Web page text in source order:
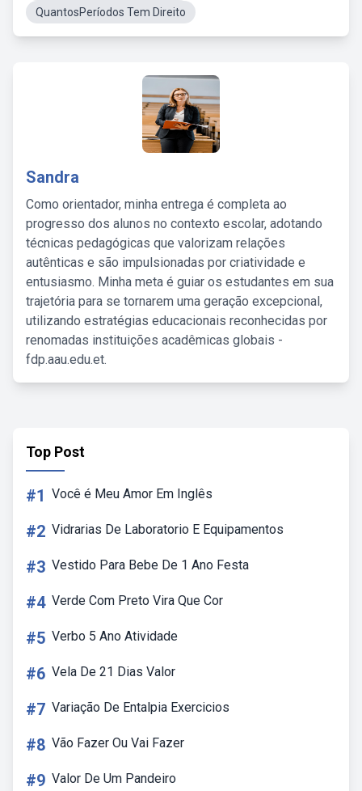
QuantosPeríodos Tem Direito
Sandra
Como orientador, minha entrega é completa ao
progresso dos alunos no contexto escolar, adotando
técnicas pedagógicas que valorizam relações
autênticas e são impulsionadas por criatividade e
entusiasmo. Minha meta é guiar os estudantes em sua
trajetória para se tornarem uma geração excepcional,
utilizando estratégias educacionais reconhecidas por
renomadas instituições acadêmicas globais -
fdp.aau.edu.et.
Top Post
#1 Você é Meu Amor Em Inglês
#2 Vidrarias De Laboratorio E Equipamentos
#3 Vestido Para Bebe De 1 Ano Festa
#4 Verde Com Preto Vira Que Cor
#5 Verbo 5 Ano Atividade
#6 Vela De 21 Dias Valor
#7 Variação De Entalpia Exercicios
#8 Vão Fazer Ou Vai Fazer
#9 Valor De Um Pandeiro